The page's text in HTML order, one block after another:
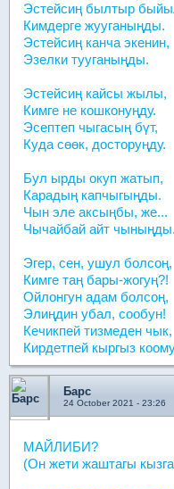
Эстейсиң былтыр
Кимдерге жууганыңды.
Эстейсиң канча экенин,
Эзелки тууганыңды.
Эстейсиң кайсы жылы,
Кимге не кошконуңду.
Эсептеп чыгасың бүт,
Куда сөөк, досторуңду.
Бул ырды окуп жатып,
Карадың капчыгыңды.
Чын эле аксыңбы, же...
Чычайбай айт чыныңды.
Эгер, сен, ушул болсоң,
Кимге таң бары-жогуң?!
Ойлонгун адам болсоң,
Элиңдин убал, сообун!
Кечикпей тизмеден чык,
Кирдетпей кыргыз
Барс
24 October 2021 - 23:26
МАЙЛИБИ?
(Он жети жаштагы